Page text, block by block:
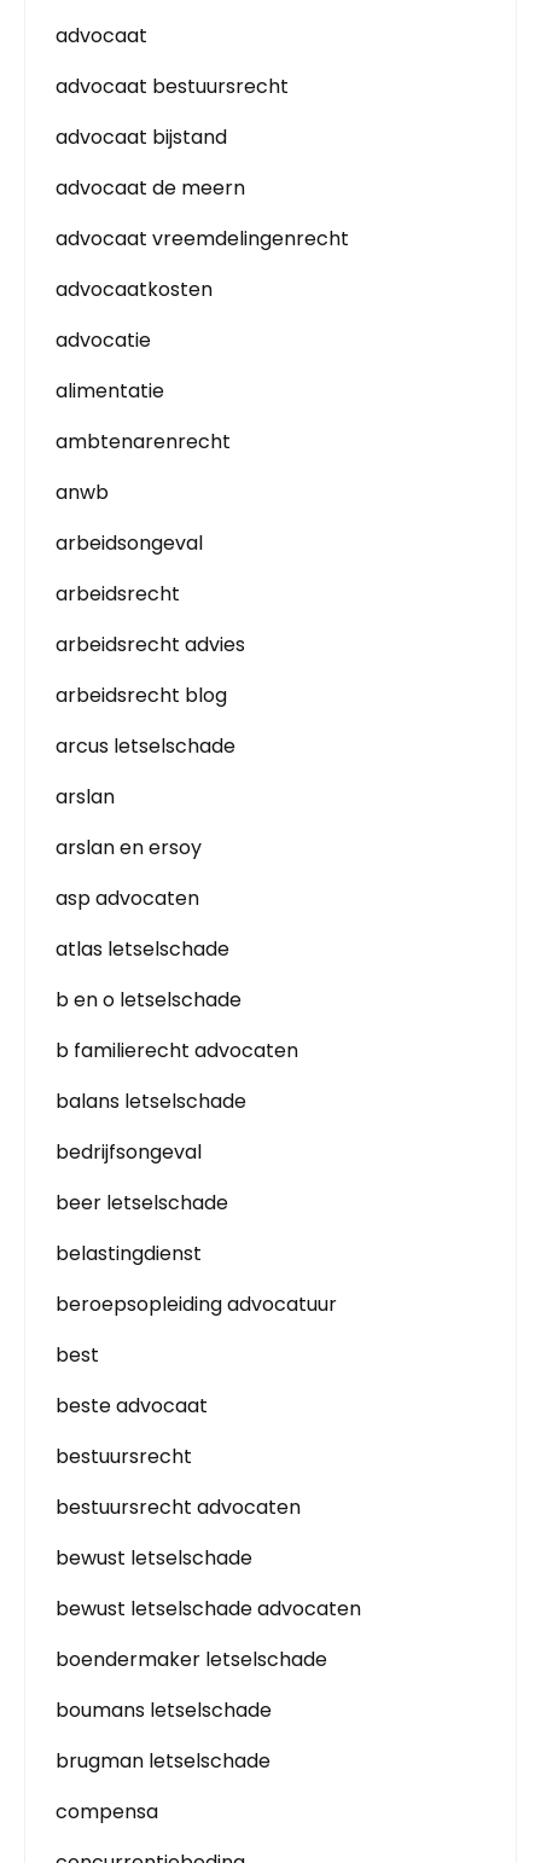
advocaat
advocaat bestuursrecht
advocaat bijstand
advocaat de meern
advocaat vreemdelingenrecht
advocaatkosten
advocatie
alimentatie
ambtenarenrecht
anwb
arbeidsongeval
arbeidsrecht
arbeidsrecht advies
arbeidsrecht blog
arcus letselschade
arslan
arslan en ersoy
asp advocaten
atlas letselschade
b en o letselschade
b familierecht advocaten
balans letselschade
bedrijfsongeval
beer letselschade
belastingdienst
beroepsopleiding advocatuur
best
beste advocaat
bestuursrecht
bestuursrecht advocaten
bewust letselschade
bewust letselschade advocaten
boendermaker letselschade
boumans letselschade
brugman letselschade
compensa